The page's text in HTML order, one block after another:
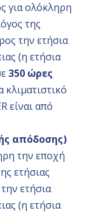
για ολόκληρη
της
την ετήσια
(η ετήσια
350 ώρες
κλιματιστικό
είναι από
απόδοσης)
την εποχή
ετήσιας
ετήσια
(η ετήσια